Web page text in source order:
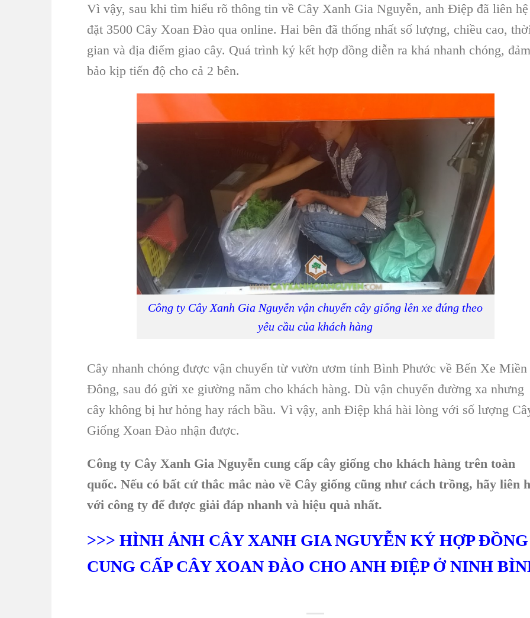
Vì vậy, sau khi tìm hiểu rõ thông tin về Cây Xanh Gia Nguyễn, anh Điệp đã liên hệ
đặt 3500 Cây Xoan Đào qua online. Hai bên đã thống nhất số lượng, chiều cao,
gian và địa điểm giao cây. Quá trình ký kết hợp đồng diễn ra khá nhanh chóng, đảm
bảo kịp tiến độ cho cả 2 bên.
Công ty Cây Xanh Gia Nguyễn vận chuyển cây giống lên xe đúng theo
yêu cầu của khách hàng
Cây nhanh chóng được vận chuyển từ vườn ươm tỉnh Bình Phước về Bến Xe Miền
Đông, sau đó gửi xe giường nằm cho khách hàng. Dù vận chuyển đường xa nhưng
cây không bị hư hỏng hay rách bầu. Vì vậy, anh Điệp khá hài lòng với số lượng
Giống Xoan Đào nhận được.
Công ty Cây Xanh Gia Nguyễn cung cấp cây giống cho khách hàng trên toàn
quốc. Nếu có bất cứ thắc mắc nào về Cây giống cũng như cách trồng, hãy liên
với công ty để được giải đáp nhanh và hiệu quả nhất.
>>> HÌNH ẢNH CÂY XANH GIA NGUYỄN KÝ HỢP ĐỒNG
CUNG CẤP CÂY XOAN ĐÀO CHO ANH ĐIỆP Ở NINH